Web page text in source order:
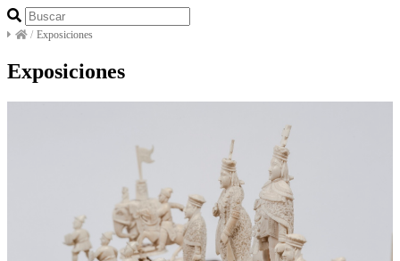
/ Exposiciones
Exposiciones